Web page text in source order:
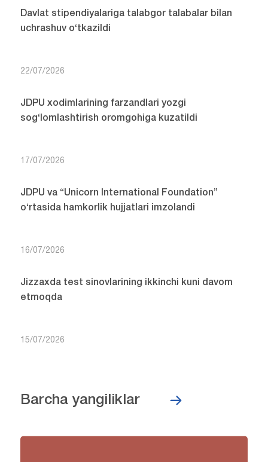
Davlat stipendiyalariga talabgor talabalar bilan
uchrashuv o‘tkazildi
22/07/2026
JDPU xodimlarining farzandlari yozgi
sog‘lomlashtirish oromgohiga kuzatildi
17/07/2026
JDPU va “Unicorn International Foundation”
o‘rtasida hamkorlik hujjatlari imzolandi
16/07/2026
Jizzaxda test sinovlarining ikkinchi kuni davom
etmoqda
15/07/2026
Barcha yangiliklar